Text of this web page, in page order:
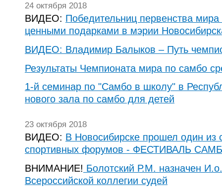
24 октября 2018
ВИДЕО: Победительниц первенства
ценными подарками в мэрии
ВИДЕО: Владимир Балыков – Путь
Результаты Чемпионата мира по самбо
1-й семинар по "Самбо в школу" в
нового зала по самбо для детей
23 октября 2018
ВИДЕО: В Новосибирске прошел один из
спортивных форумов - ФЕСТИВАЛЬ
ВНИМАНИЕ! Болотский Р.М. назначен
Всероссийской коллегии судей